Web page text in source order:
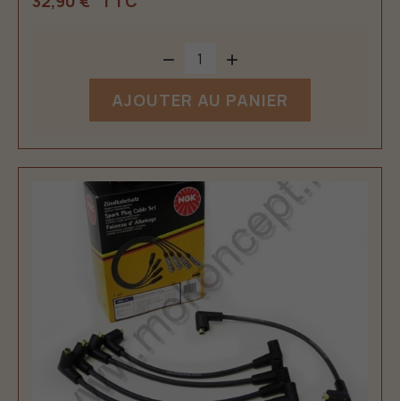
AJOUTER AU PANIER
 